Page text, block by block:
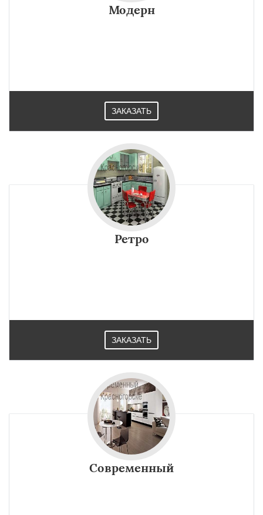
Модерн
ЗАКАЗАТЬ
Ретро
ЗАКАЗАТЬ
Современный